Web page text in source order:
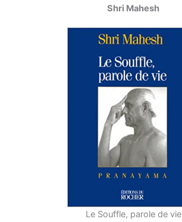
Shri Mahesh
Le Souffle, parole de vie